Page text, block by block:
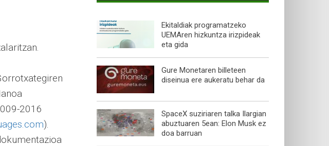
2016
).
Ekitaldiak programatzeko
UEMAren hizkuntza irizpideak
eta gida
Gure Monetaren billeteen
diseinua ere aukeratu behar da
SpaceX suziriaren talka Ilargian
abuztuaren 5ean: Elon Musk ez
doa barruan